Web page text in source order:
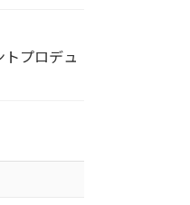
プロデュ